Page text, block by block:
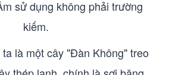
sử dụng không phải trường
kiếm.
là một cây "Đàn Không" treo